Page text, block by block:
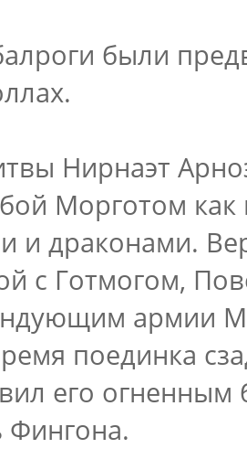
были
Нирнаэт
Морготом как
и драконами.
с Готмогом,
армии
поединка
его огненным
Фингона.